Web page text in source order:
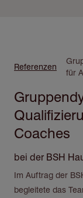
Pfadnavigation
Referenzen
für
Coaches
bei der BSH
Im Auftrag der
begleitete das